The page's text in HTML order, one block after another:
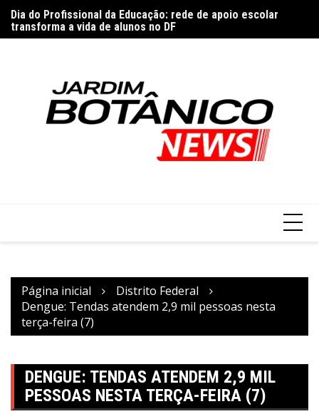
para
o
Dia do Profissional da Educação: rede de apoio escolar
transforma a vida de alunos no DF
Página inicial
Distrito Federal
Dengue: Tendas atendem 2,9 mil pessoas nesta
terça-feira (7)
DENGUE: TENDAS ATENDEM 2,9 MIL
PESSOAS NESTA TERÇA-FEIRA (7)